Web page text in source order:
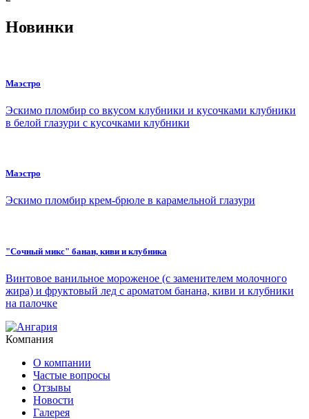
Новинки
Маэстро
Эскимо пломбир со вкусом клубники и кусочками клубники
в белой глазури с кусочками клубники
Маэстро
Эскимо пломбир крем-брюле в карамельной глазури
"Сочный микс" банан, киви и клубника
Винтовое ванильное мороженое (с заменителем молочного
жира) и фруктовый лед с ароматом банана, киви и клубники
на палочке
Компания
О компании
Частые вопросы
Отзывы
Новости
Галерея